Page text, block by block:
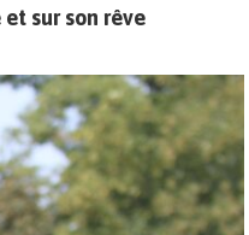
sur son rêve